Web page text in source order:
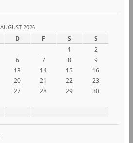
AUGUST 2026
D F S S
1
2
6 7 8
9
13 14 15
16
20 21 22
23
27 28 29
30